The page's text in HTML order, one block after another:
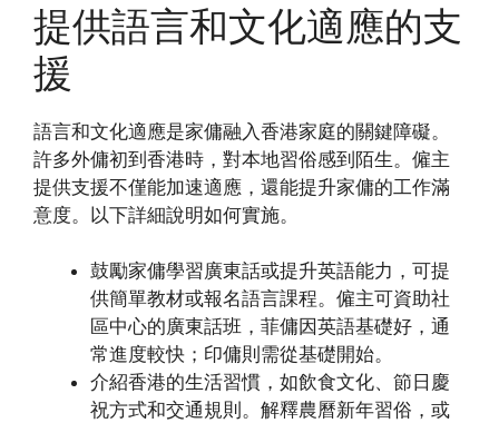
提供語言和文化適應的支
援
語言和文化適應是家傭融入香港家庭的關鍵障礙。
許多外傭初到香港時，對本地習俗感到陌生。僱主
提供支援不僅能加速適應，還能提升家傭的工作滿
意度。以下詳細說明如何實施。
鼓勵家傭學習廣東話或提升英語能力，可提
供簡單教材或報名語言課程。僱主可資助社
區中心的廣東話班，菲傭因英語基礎好，通
常進度較快；印傭則需從基礎開始。
介紹香港的生活習慣，如飲食文化、節日慶
祝方式和交通規則。解釋農曆新年習俗，或